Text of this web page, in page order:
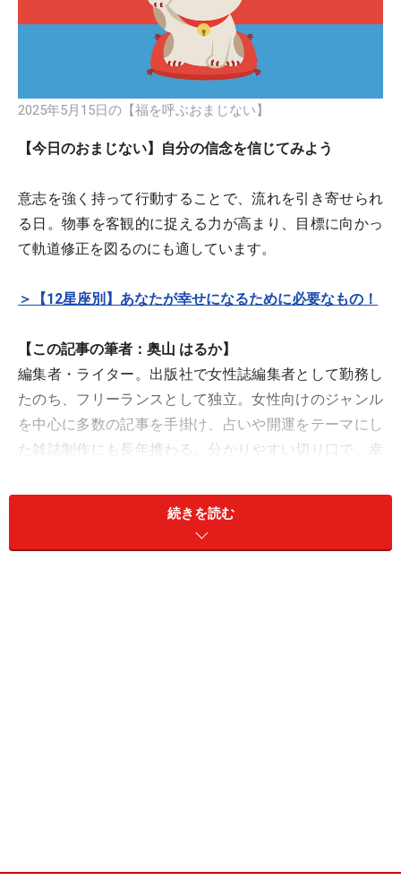
2025年5月15日の【福を呼ぶおまじない】
【今日のおまじない】自分の信念を信じてみよう
意志を強く持って行動することで、流れを引き寄せられ
る日。物事を客観的に捉える力が高まり、目標に向かっ
て軌道修正を図るのにも適しています。
＞【12星座別】あなたが幸せになるために必要なもの！
【この記事の筆者：奥山 はるか】
編集者・ライター。出版社で女性誌編集者として勤務し
たのち、フリーランスとして独立。女性向けのジャンル
を中心に多数の記事を手掛け、占いや開運をテーマにし
た雑誌制作にも長年携わる。分かりやすい切り口で、幸
※記事内容は執筆時点のものです。最新の内容をご確認くださ
続きを読む